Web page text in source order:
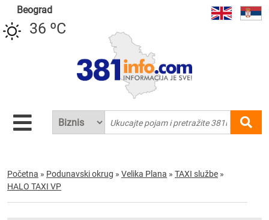
Beograd
36 ºC
Početna » Podunavski okrug » Velika Plana » TAXI službe »
HALO TAXI VP